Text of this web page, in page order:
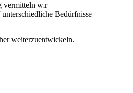
vermitteln wir
Bedürfnisse
weiterzuentwickeln.